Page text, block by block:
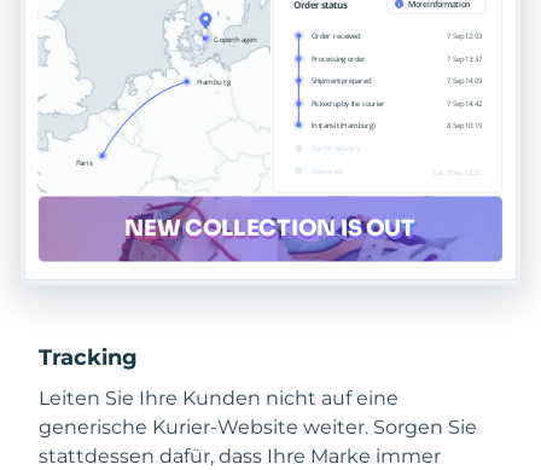
Tracking
Leiten Sie Ihre Kunden nicht auf eine
generische Kurier-Website weiter. Sorgen Sie
stattdessen dafür, dass Ihre Marke immer